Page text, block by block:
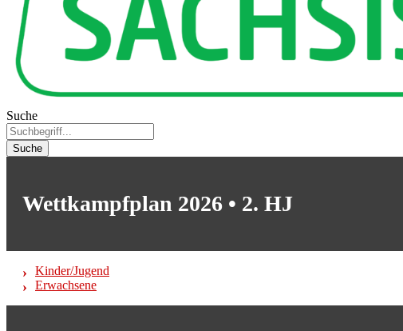
Suche
Suche
Wettkampfplan 2026 • 2. HJ
Kinder/Jugend
Erwachsene